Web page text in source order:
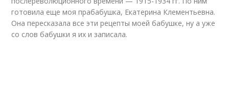
готовила еще моя прабабушка, Екатерина Клементьевна.
Она пересказала все эти рецепты моей бабушке, ну а уже
со слов бабушки я их и записала.